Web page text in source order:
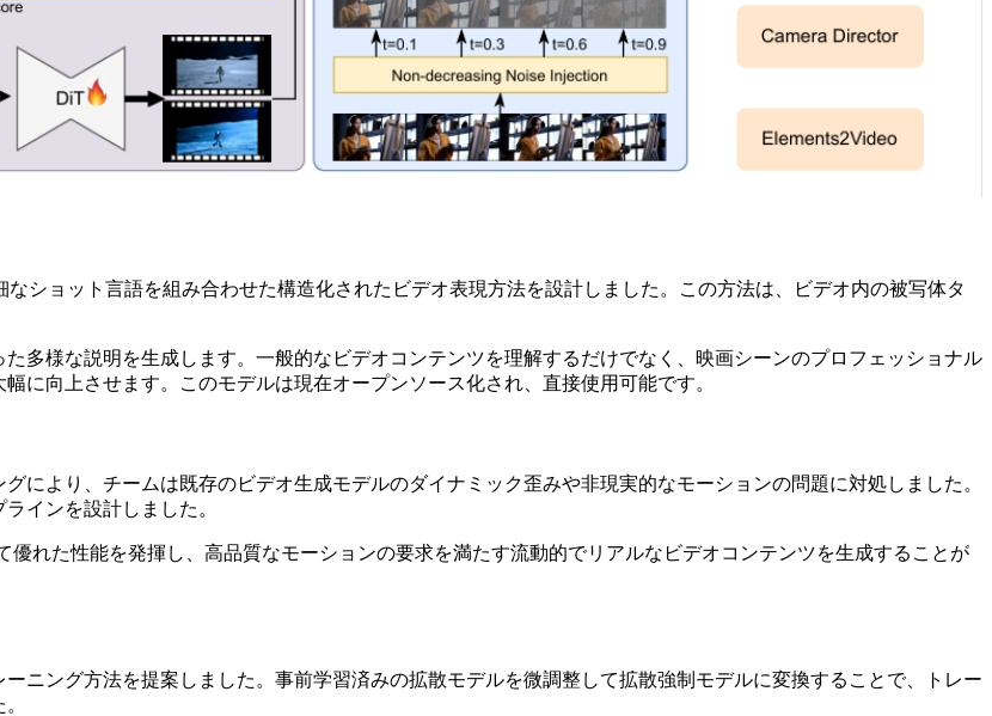
ショット言語を組み合わせた構造化されたビデオ表現方法を設計しました。この方法は、ビデオ内の被写体タ
多様な説明を生成します。一般的なビデオコンテンツを理解するだけでなく、映画シーンのプロフェッショナル
に向上させます。このモデルは現在オープンソース化され、直接使用可能です。
により、チームは既存のビデオ生成モデルのダイナミック歪みや非現実的なモーションの問題に対処しました。
インを設計しました。
優れた性能を発揮し、高品質なモーションの要求を満たす流動的でリアルなビデオコンテンツを生成することが
ニング方法を提案しました。事前学習済みの拡散モデルを微調整して拡散強制モデルに変換することで、トレー